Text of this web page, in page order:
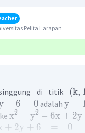
Pelita Harapan
di titik (k,
+ 6 = 0 adalah y =
kex2 + y2 − 6x + 2y
+ 2y + 6
=
0